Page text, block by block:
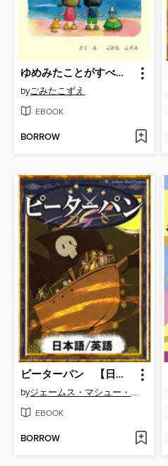
ゆめみたことがすべてのはじまり
byごみたこずえ
EBOOK
BORROW
ピーターパン 【日本語/英語版】
by ジェームス・マシュー・バリー
EBOOK
BORROW